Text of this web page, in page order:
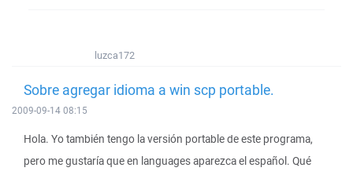
luzca172
Sobre agregar idioma a win scp portable.
2009-09-14 08:15
Hola. Yo también tengo la versión portable de este programa,
pero me gustaría que en languages aparezca el español. Qué